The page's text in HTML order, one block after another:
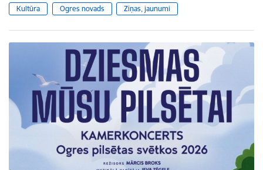
Kultūra Ogres novads Ziņas, jaunumi